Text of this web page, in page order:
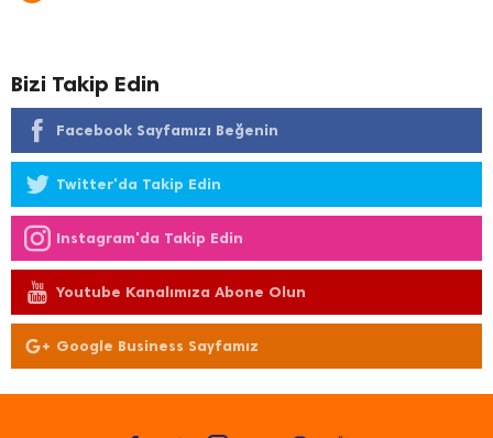
Bizi Takip Edin
Facebook Sayfamızı Beğenin
Twitter'da Takip Edin
Instagram'da Takip Edin
Youtube Kanalımıza Abone Olun
Google Business Sayfamız